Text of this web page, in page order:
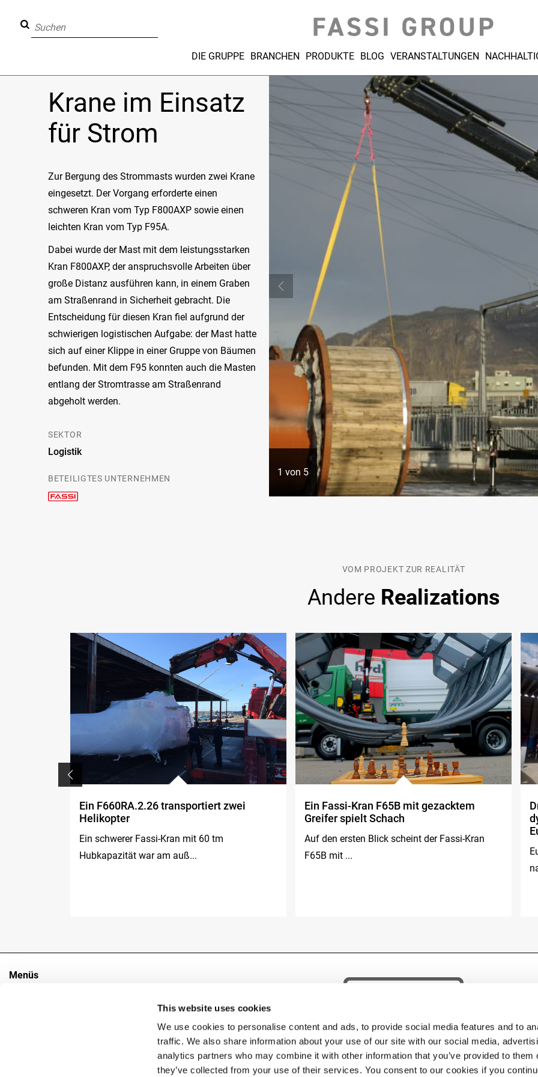
This website uses cookies
We use cookies to personalise content and ads, to provide social media features and to
traffic. We also share information about your use of our site with our social media,
analytics partners who may combine it with other information that you’ve provided to them
they’ve collected from your use of their services. You consent to our cookies if you
DIE GRUPPE BRANCHEN PRODUKTE BLOG VERANSTALTUNGEN
Krane im Einsatz
für Strom
Zur Bergung des Strommasts wurden zwei Krane
eingesetzt. Der Vorgang erforderte einen
schweren Kran vom Typ F800AXP sowie einen
leichten Kran vom Typ F95A.
Dabei wurde der Mast mit dem leistungsstarken
Kran F800AXP, der anspruchsvolle Arbeiten über
große Distanz ausführen kann, in einem Graben
am Straßenrand in Sicherheit gebracht. Die
Entscheidung für diesen Kran fiel aufgrund der
schwierigen logistischen Aufgabe: der Mast hatte
sich auf einer Klippe in einer Gruppe von Bäumen
befunden. Mit dem F95 konnten auch die Masten
entlang der Stromtrasse am Straßenrand
abgeholt werden.
SEKTOR
Logistik
BETEILIGTES UNTERNEHMEN
1 von 5
VOM PROJEKT ZUR REALITÄT
Andere Realizations
Ein F660RA.2.26 transportiert zwei
Helikopter
Ein schwerer Fassi-Kran mit 60 tm
Hubkapazität war am auß...
Ein Fassi-Kran F65B mit gezacktem
Greifer spielt Schach
Auf den ersten Blick scheint der Fassi-Kran
F65B mit ...
Menüs